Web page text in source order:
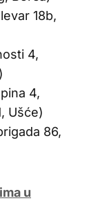
18b,
4,
4,
Ušće)
86,
u